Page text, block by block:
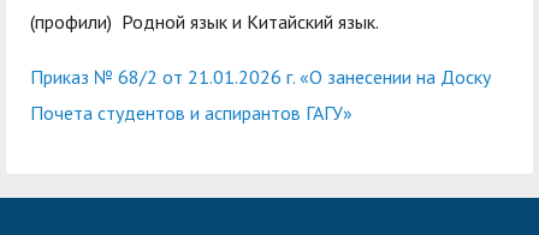
(профили) Родной язык и Китайский язык.
Приказ № 68/2 от 21.01.2026 г. «О занесении на Доску
Почета студентов и аспирантов ГАГУ»